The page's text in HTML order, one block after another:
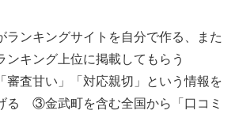
ンキングサイトを自分で作る、また
ンキング上位に掲載してもらう
査甘い」「対応親切」という情報を
る ③金武町を含む全国から「口コミ